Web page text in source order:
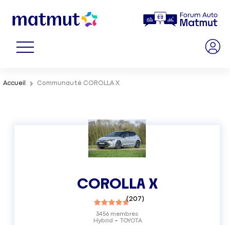
Accueil Communauté COROLLA X
COROLLA X
(207)
Hybrid TOYOTA
3456 membres